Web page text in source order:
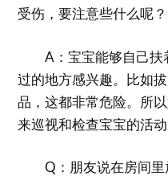
受伤，要注意些什么呢？
A：宝宝能够自己扶
过的地方感兴趣。比如
品，这都非常危险。所
来巡视和检查宝宝的活动
Q：朋友说在房间里